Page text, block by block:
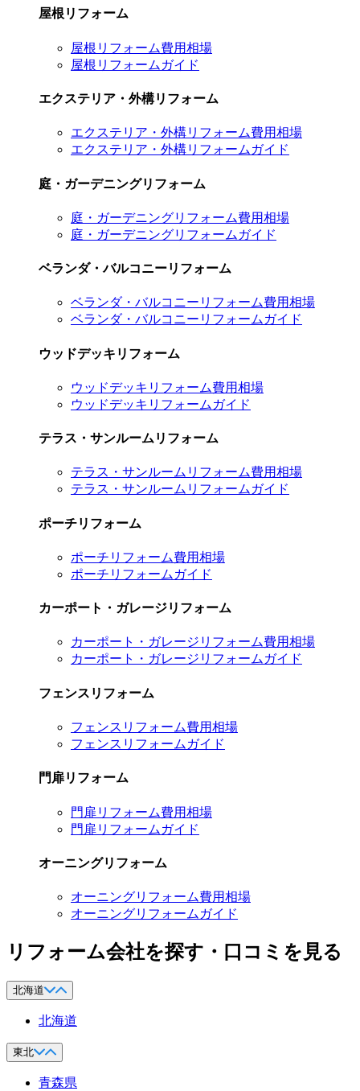
屋根リフォーム
屋根リフォーム費用相場
屋根リフォームガイド
エクステリア・外構リフォーム
エクステリア・外構リフォーム費用相場
エクステリア・外構リフォームガイド
庭・ガーデニングリフォーム
庭・ガーデニングリフォーム費用相場
庭・ガーデニングリフォームガイド
ベランダ・バルコニーリフォーム
ベランダ・バルコニーリフォーム費用相場
ベランダ・バルコニーリフォームガイド
ウッドデッキリフォーム
ウッドデッキリフォーム費用相場
ウッドデッキリフォームガイド
テラス・サンルームリフォーム
テラス・サンルームリフォーム費用相場
テラス・サンルームリフォームガイド
ポーチリフォーム
ポーチリフォーム費用相場
ポーチリフォームガイド
カーポート・ガレージリフォーム
カーポート・ガレージリフォーム費用相場
カーポート・ガレージリフォームガイド
フェンスリフォーム
フェンスリフォーム費用相場
フェンスリフォームガイド
門扉リフォーム
門扉リフォーム費用相場
門扉リフォームガイド
オーニングリフォーム
オーニングリフォーム費用相場
オーニングリフォームガイド
リフォーム会社を探す・口コミを見る
北海道
北海道
東北
青森県